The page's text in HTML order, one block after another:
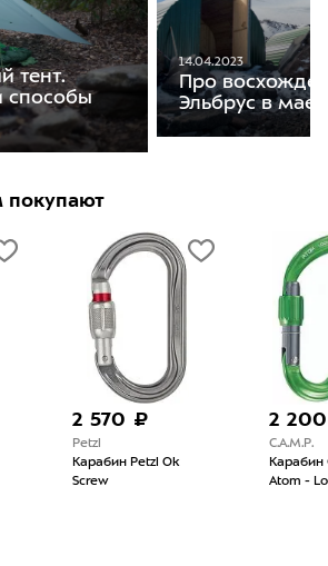
тент.
способы
14.04.2023
Про
Эльбрус в мае
покупают
2 570 ₽
Petzl
Карабин Petzl Ok
Screw
2
C.A.M.P.
Карабин
Atom -